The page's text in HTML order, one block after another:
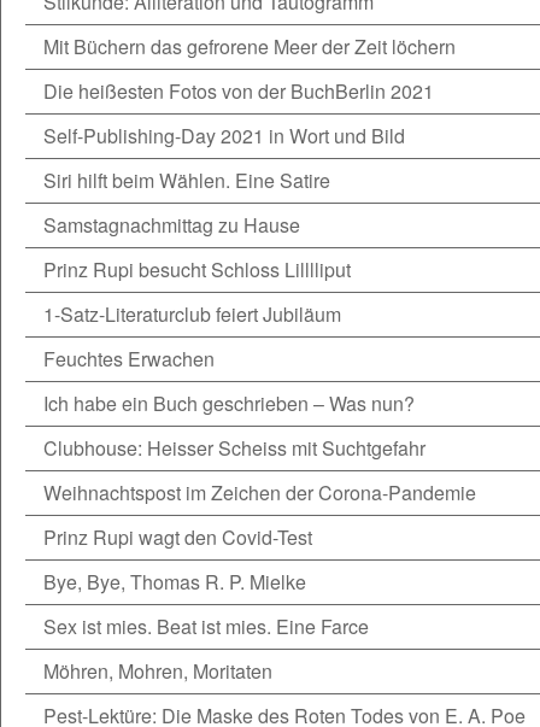
Mit Büchern das gefrorene Meer der Zeit löchern
Die heißesten Fotos von der BuchBerlin 2021
Self-Publishing-Day 2021 in Wort und Bild
Siri hilft beim Wählen. Eine Satire
Samstagnachmittag zu Hause
Prinz Rupi besucht Schloss Lilllliput
1-Satz-Literaturclub feiert Jubiläum
Feuchtes Erwachen
Ich habe ein Buch geschrieben – Was nun?
Clubhouse: Heisser Scheiss mit Suchtgefahr
Weihnachtspost im Zeichen der Corona-Pandemie
Prinz Rupi wagt den Covid-Test
Bye, Bye, Thomas R. P. Mielke
Sex ist mies. Beat ist mies. Eine Farce
Möhren, Mohren, Moritaten
Pest-Lektüre: Die Maske des Roten Todes von E. A. Poe